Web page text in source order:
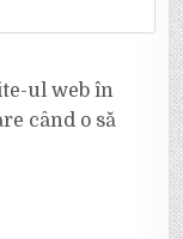
ul web în
când o să